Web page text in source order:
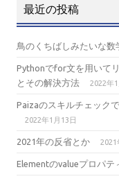
最近の投稿
鳥のくちばしみたいな数
Pythonでfor文を用いて
とその解決方法
2022年
Paizaのスキルチェック
2022年1月13日
2021年の反省とか 2021
Elementのvalueプロパテ